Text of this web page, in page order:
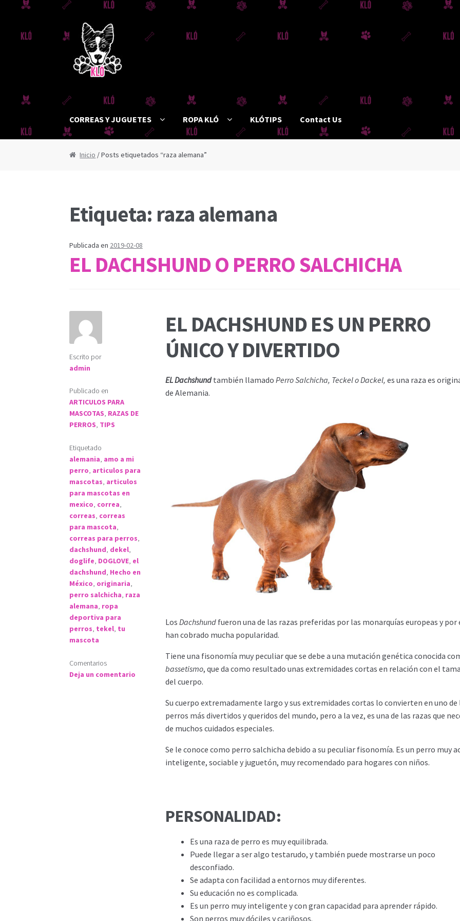
a
navegación
al
contenido
CORREAS Y JUGUETES ROPA KLÓ KLÓTIPS Contact Us
Inicio / Posts etiquetados “raza alemana”
Etiqueta: raza alemana
Publicada en 2019-02-08
EL DACHSHUND O PERRO SALCHICHA
Escrito por
admin
Publicado en
ARTICULOS PARA
MASCOTAS, RAZAS DE
PERROS, TIPS
Etiquetado
alemania, amo a mi
perro, articulos para
mascotas, articulos
para mascotas en
mexico, correa,
correas, correas
para mascota,
correas para perros,
dachshund, dekel,
doglife, DOGLOVE, el
dachshund, Hecho en
México, originaria,
perro salchicha, raza
alemana, ropa
deportiva para
perros, tekel, tu
mascota
Comentarios
Deja un comentario
EL DACHSHUND ES UN PERRO
ÚNICO Y DIVERTIDO
EL Dachshundtambién llamado Perro Salchicha, Teckel o Dackel, es una raza es
de Alemania.
Los Dachshundfueron una de las razas preferidas por las monarquías europeas y por
han cobrado mucha popularidad.
Tiene una fisonomía muy peculiar que se debe a una mutación genética conocida
bassetismo, que da como resultado unas extremidades cortas en relación con el
del cuerpo.
Su cuerpo extremadamente largo y sus extremidades cortas lo convierten en uno de
perros más divertidos y queridos del mundo, pero a la vez, es una de las razas que
de muchos cuidados especiales.
Se le conoce como perro salchicha debido a su peculiar fisonomía. Es un perro muy
inteligente, sociable y juguetón, muy recomendado para hogares con niños.
PERSONALIDAD:
Es una raza de perro es muy equilibrada.
Puede llegar a ser algo testarudo, y también puede mostrarse un poco
desconfiado.
Se adapta con facilidad a entornos muy diferentes.
Su educación no es complicada.
Es un perro muy inteligente y con gran capacidad para aprender rápido.
Son perros muy dóciles y cariñosos.